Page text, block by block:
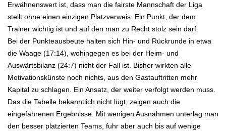
Erwähnenswert ist, dass man die fairste Mannschaft der Liga
stellt ohne einen einzigen Platzverweis. Ein Punkt, der dem
Trainer wichtig ist und auf den man zu Recht stolz sein darf.
Bei der Punkteausbeute halten sich Hin- und Rückrunde in etwa
die Waage (17:14), wohingegen es bei der Heim- und
Auswärtsbilanz (24:7) nicht der Fall ist. Bisher wirkten alle
Motivationskünste noch nichts, aus den Gastauftritten mehr
Kapital zu schlagen. Ein Ansatz, der weiter verfolgt werden muss.
Das die Tabelle bekanntlich nicht lügt, zeigen auch die
eingefahrenen Ergebnisse. Mit wenigen Ausnahmen unterlag man
den besser platzierten Teams, fuhr aber auch bis auf wenige